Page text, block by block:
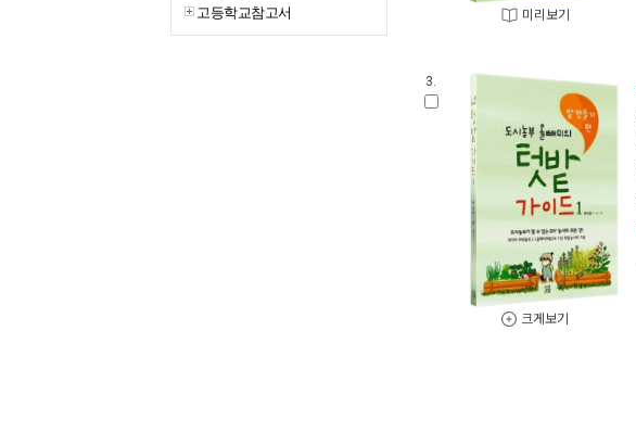
고등학교참고서
미리보기
3.
크게보기